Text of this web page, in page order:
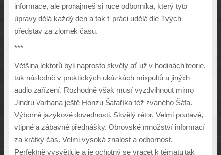
informace, ale pronajmeš si ruce odborníka, který tyto
úpravy dělá každý den a tak ti práci udělá dle Tvých
představ za zlomek času.
***
Většina lektorů byli naprosto skvělý ať už v hodinách teorie,
tak následně v praktických ukázkách mixpultů a jiných
audio zařízení. Rozhodně však musí vyzdvihnout mimo
Jindru Varhana ještě Honzu Šafaříka též zvaného Šáfa.
Výborné jazykové dovednosti. Skvělý rétor. Velmi poutavé,
vtipné a zábavné přednášky. Obrovské množství informací
za krátký čas. Velmi vysoká znalost a odbornost.
Perfektně vysvětluje a je ochotný se vracet k tématu tak